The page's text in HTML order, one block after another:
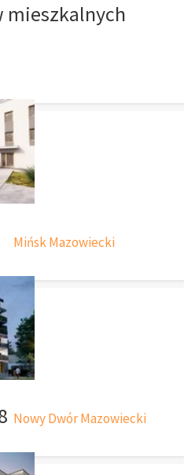
mieszkalnych
Mińsk Mazowiecki
Nowy Dwór Mazowiecki